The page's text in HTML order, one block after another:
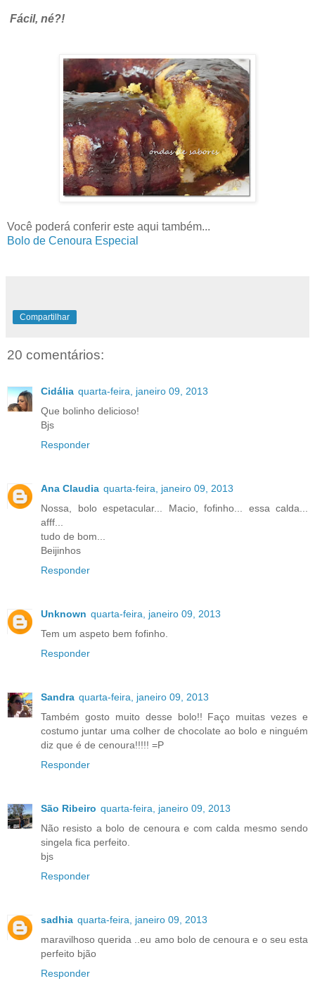
Fácil, né?!
Você poderá conferir este aqui também...
Bolo de Cenoura Especial
Compartilhar
20 comentários:
Cidália quarta-feira, janeiro 09, 2013
Que bolinho delicioso!
Bjs
Responder
Ana Claudia quarta-feira, janeiro 09, 2013
Nossa, bolo espetacular... Macio, fofinho... essa calda...
afff...
tudo de bom...
Beijinhos
Responder
Unknown quarta-feira, janeiro 09, 2013
Tem um aspeto bem fofinho.
Responder
Sandra quarta-feira, janeiro 09, 2013
Também gosto muito desse bolo!! Faço muitas vezes e
costumo juntar uma colher de chocolate ao bolo e ninguém
diz que é de cenoura!!!!! =P
Responder
São Ribeiro quarta-feira, janeiro 09, 2013
Não resisto a bolo de cenoura e com calda mesmo sendo
singela fica perfeito.
bjs
Responder
sadhia quarta-feira, janeiro 09, 2013
maravilhoso querida ..eu amo bolo de cenoura e o seu esta
perfeito bjão
Responder